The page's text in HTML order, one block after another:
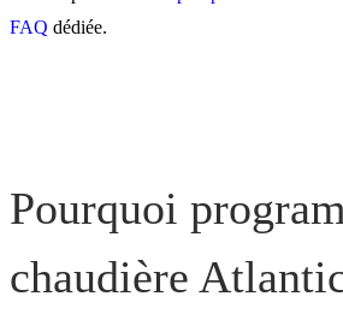
FAQ dédiée.
Pourquoi
chaudière